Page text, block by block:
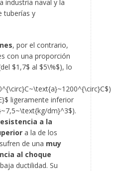
industria naval y la
tuberías y
, por el contrario,
con una proporción
$1,7$ al $5\%$), lo
ligeramente inferior
dm}^3$).
a la
a la de los
de una muy
al choque
ductilidad. Su